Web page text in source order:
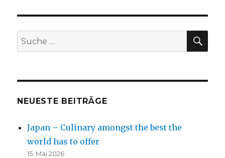
Suche
nach:
NEUESTE BEITRÄGE
Japan – Culinary amongst the best the
world has to offer
15. Mai 2026